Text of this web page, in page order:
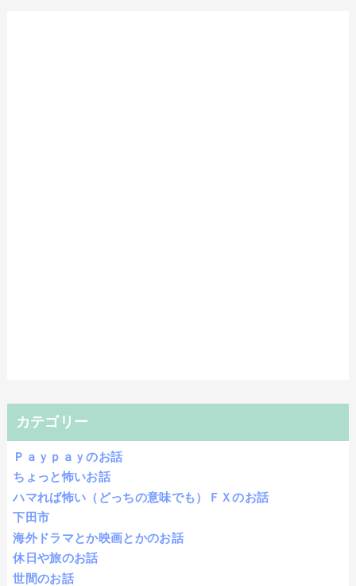
カテゴリー
Ｐａｙｐａｙのお話
ちょっと怖いお話
ハマれば怖い（どっちの意味でも）ＦＸのお話
下田市
海外ドラマとか映画とかのお話
休日や旅のお話
世間のお話